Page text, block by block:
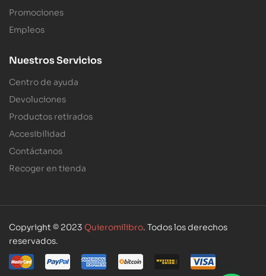
Promociones
Empleos
Nuestros Servicios
Centro de ayuda
Devoluciones
Productos retirados
Accesibilidad
Contáctanos
Recoger en tienda
Copyright © 2023 Quieromilibro. Todos los derechos
reservados.